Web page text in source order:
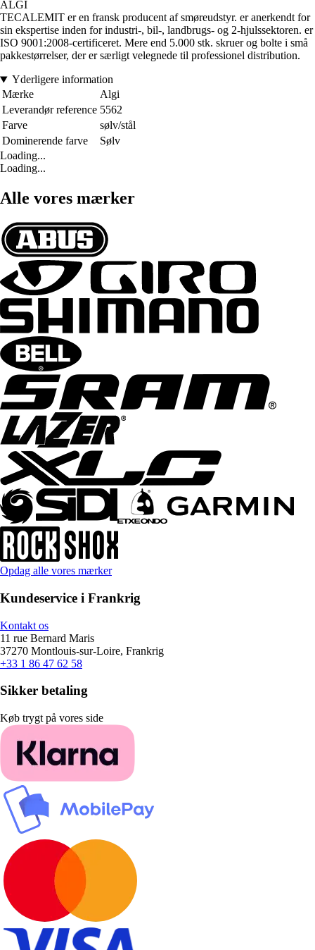
ALGI
TECALEMIT er en fransk producent af smøreudstyr. er anerkendt for
sin ekspertise inden for industri-, bil-, landbrugs- og 2-hjulssektoren. er
ISO 9001:2008-certificeret. Mere end 5.000 stk. skruer og bolte i små
pakkestørrelser, der er særligt velegnede til professionel distribution.
Yderligere information
Mærke
Algi
Leverandør reference 5562
Farve
sølv/stål
Dominerende farve
Sølv
Loading...
Loading...
Alle vores mærker
Opdag alle vores mærker
Kundeservice i Frankrig
Kontakt os
11 rue Bernard Maris
37270 Montlouis-sur-Loire, Frankrig
+33 1 86 47 62 58
Sikker betaling
Køb trygt på vores side